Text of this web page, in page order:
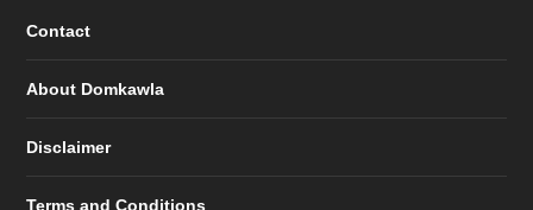
Contact
About Domkawla
Disclaimer
Terms and Conditions